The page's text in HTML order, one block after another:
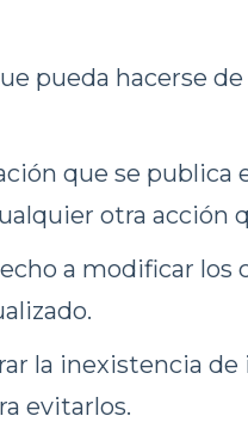
pueda hacerse
que se
otra acción
a modificar
la inexistencia
evitarlos.